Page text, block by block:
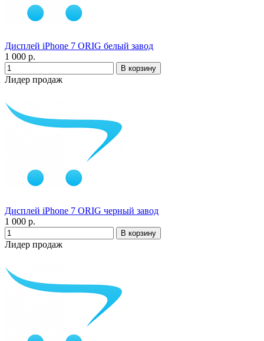
Дисплей iPhone 7 ORIG белый завод
1 000 р.
Лидер продаж
Дисплей iPhone 7 ORIG черный завод
1 000 р.
Лидер продаж